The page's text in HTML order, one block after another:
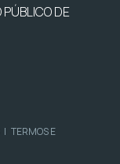
PÚBLICO DE
| TERMOS E